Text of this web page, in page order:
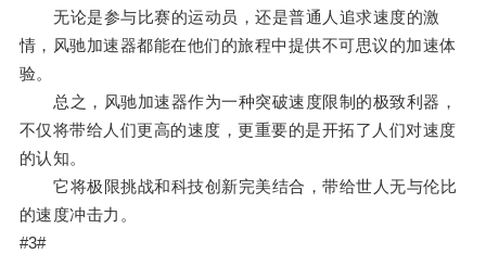
无论是参与比赛的运动员，还是普通人追求速度的激
情，风驰加速器都能在他们的旅程中提供不可思议的加速体
验。
总之，风驰加速器作为一种突破速度限制的极致利器，
不仅将带给人们更高的速度，更重要的是开拓了人们对速度
的认知。
它将极限挑战和科技创新完美结合，带给世人无与伦比
的速度冲击力。
#3#